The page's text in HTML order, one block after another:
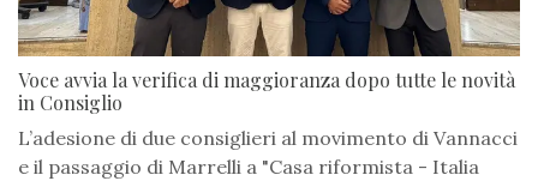
Voce avvia la verifica di maggioranza dopo tutte le novità
in Consiglio
L’adesione di due consiglieri al movimento di Vannacci
e il passaggio di Marrelli a "Casa riformista - Italia